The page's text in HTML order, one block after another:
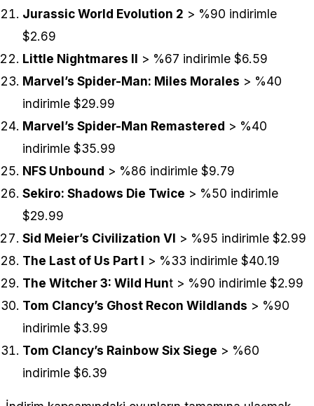
Jurassic World Evolution 2 > %90 indirimle
$2.69
Little Nightmares II > %67 indirimle $6.59
Marvel’s Spider-Man: Miles Morales > %40
indirimle $29.99
Marvel’s Spider-Man Remastered > %40
indirimle $35.99
NFS Unbound > %86 indirimle $9.79
Sekiro: Shadows Die Twice > %50 indirimle
$29.99
Sid Meier’s Civilization VI > %95 indirimle $2.99
The Last of Us Part I > %33 indirimle $40.19
The Witcher 3: Wild Hunt > %90 indirimle $2.99
Tom Clancy’s Ghost Recon Wildlands > %90
indirimle $3.99
Tom Clancy’s Rainbow Six Siege > %60
indirimle $6.39